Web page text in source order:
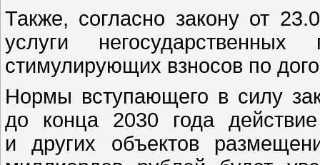
Также, согласно закону от
услуги
стимулирующих взносов по
Нормы вступающего в силу
до конца 2030 года
и других объектов